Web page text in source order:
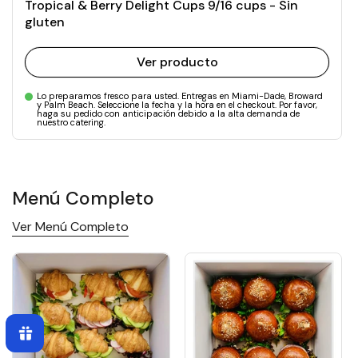
Tropical & Berry Delight Cups 9/16 cups - Sin
gluten
Ver producto
Lo preparamos fresco para usted. Entregas en Miami-Dade, Broward
y Palm Beach. Seleccione la fecha y la hora en el checkout. Por favor,
haga su pedido con anticipación debido a la alta demanda de
nuestro catering.
Menú Completo
Ver Menú Completo